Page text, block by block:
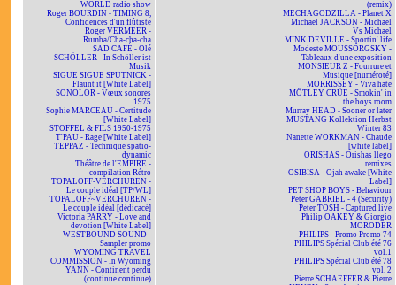
WORLD radio show
Roger BOURDIN - TIMING 8,
Confidences d'un flûtiste
Roger VERMEER -
Rumba/Cha-cha-cha
SAD CAFÉ - Olé
SCHÖLLER - In Schöller ist
Musik
SIGUE SIGUE SPUTNICK -
Flaunt it [White Label]
SONOLOR - Vœux sonores
1975
Sophie MARCEAU - Certitude
[White Label]
STOFFEL & FILS 1950-1975
T'PAU - Rage [White Label]
TEPPAZ - Technique spatio-
dynamic
Théâtre de l'EMPIRE -
compilation Rétro
TOPALOFF-VERCHUREN -
Le couple idéal [TP/WL]
TOPALOFF~VERCHUREN -
Le couple idéal [dédicacé]
Victoria PARRY - Love and
devotion [White Label]
WESTBOUND SOUND -
Sampler promo
WYOMING TRAVEL
COMMISSION - In Wyoming
YANN - Continent perdu
(continue continue)
(remix)
MECHAGODZILLA - Planet X
Michael JACKSON - Michael
Vs Michael
MINK DEVILLE - Sportin' life
Modeste MOUSSORGSKY -
Tableaux d'une exposition
MONSIEUR Z - Fourrure et
Musique [numéroté]
MORRISSEY - Viva hate
MÖTLEY CRÜE - Smokin' in
the boys room
Murray HEAD - Sooner or later
MUSTANG Kollektion Herbst
Winter 83
Nanette WORKMAN - Chaude
[white label]
ORISHAS - Orishas llego
remixes
OSIBISA - Ojah awake [White
Label]
PET SHOP BOYS - Behaviour
Peter GABRIEL - 4 (Security)
Peter TOSH - Captured live
Philip OAKEY & Giorgio
MORODER
PHILIPS - Promo Promo 74
PHILIPS Spécial Club été 76
vol.1
PHILIPS Spécial Club été 78
vol. 2
Pierre SCHAEFFER & Pierre